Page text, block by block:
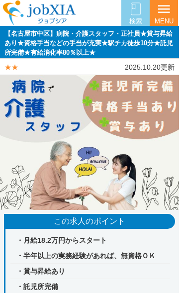
検索
menu
MENU
【名古屋市中区】病院・介護スタッフ・正社員★賞与昇給
あり★資格手当などの手当が充実★駅チカ徒歩10分★託児
所完備★有給消化率80％以上★
★★ 2025.10.20更新
この求人のポイント
・月給18.2万円からスタート
・半年以上の実務経験があれば、無資格ＯＫ
・賞与昇給あり
・託児所完備